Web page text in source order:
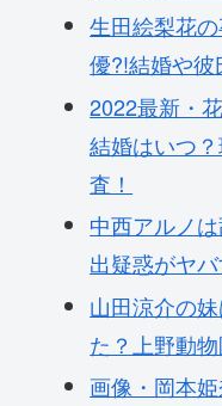
生田絵梨花
優?!結婚や彼
2022最新・
結婚はいつ
査！
中西アルノ
出疑惑がヤバ
山田涼介の
た？上野動
画像・岡本